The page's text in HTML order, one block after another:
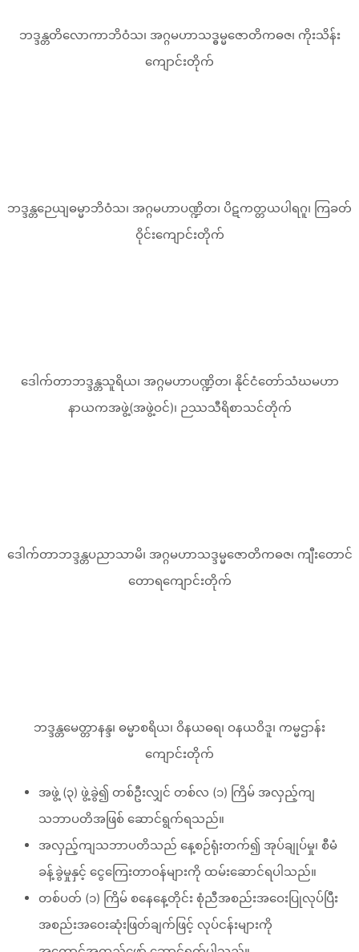
ဘဒ္ဒန္တတိလောကာဘိဝံသ၊ အဂ္ဂမဟာသဒ္ဓမ္မဇောတိကဓဇ၊ ကိုးသိန်း
ကျောင်းတိုက်
ဘဒ္ဒန္တဉေယျဓမ္မာဘိဝံသ၊ အဂ္ဂမဟာပဏ္ဍိတ၊ ပိဋကတ္တယပါရဂူ၊ ကြခတ်
ဝိုင်းကျောင်းတိုက်
ဒေါက်တာဘဒ္ဒန္တသူရိယ၊ အဂ္ဂမဟာပဏ္ဍိတ၊ နိုင်ငံတော်သံဃမဟာ
နာယကအဖွဲ့(အဖွဲ့ဝင်)၊ ဉဿသီရိစာသင်တိုက်
ဒေါက်တာဘဒ္ဒန္တပညာသာမိ၊ အဂ္ဂမဟာသဒ္ဒမ္မဇောတိကဓဇ၊ ကျီးတောင်
တောရကျောင်းတိုက်
ဘဒ္ဒန္တမေတ္တာနန္ဒ၊ ဓမ္မာစရိယ၊ ဝိနယဓရ၊ ဝနယဝိဒူ၊ ကမ္မဌာန်း
ကျောင်းတိုက်
အဖွဲ့ (၃) ဖွဲ့ခွဲ၍ တစ်ဦးလျှင် တစ်လ (၁) ကြိမ် အလှည့်ကျ
သဘာပတိအဖြစ် ဆောင်ရွက်ရသည်။
အလှည့်ကျသဘာပတိသည် နေ့စဉ်ရုံးတက်၍ အုပ်ချုပ်မှု၊ စီမံ
ခန့်ခွဲမှုနှင့် ငွေကြေးတာဝန်များကို ထမ်းဆောင်ရပါသည်။
တစ်ပတ် (၁) ကြိမ် စနေနေ့တိုင်း စုံညီအစည်းအဝေးပြုလုပ်ပြီး
အစည်းအဝေးဆုံးဖြတ်ချက်ဖြင့် လုပ်ငန်းများကို